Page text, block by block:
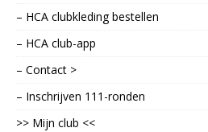
– HCA clubkleding bestellen
– HCA club-app
– Contact >
– Inschrijven 111-ronden
>> Mijn club <<